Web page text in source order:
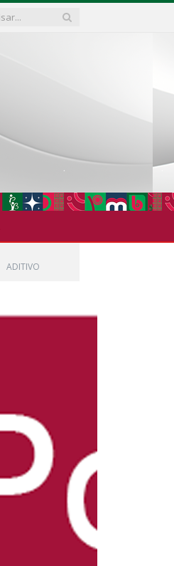
ADITIVO